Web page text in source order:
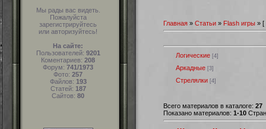
Мы рады вас видеть.
Пожалуйста
зарегистрируйтесь
или авторизуйтесь!
На сайте:
Пользователей: 9201
Коментариев: 208
Форум: 741/1973
Фото: 257
Файлов: 193
Статей: 187
Сайтов: 80
Главная » Статьи » Flash игры » [
Логические [4]
Аркадные [3]
Стрелялки [4]
Всего материалов в каталоге: 27
Показано материалов: 1-10